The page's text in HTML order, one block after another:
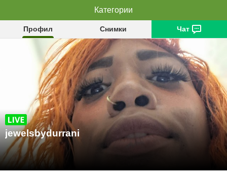
jewelsbydurrani
Профил Снимки Чат
jewelsbydurrani
Категории